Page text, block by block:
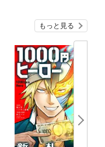
もっと見る